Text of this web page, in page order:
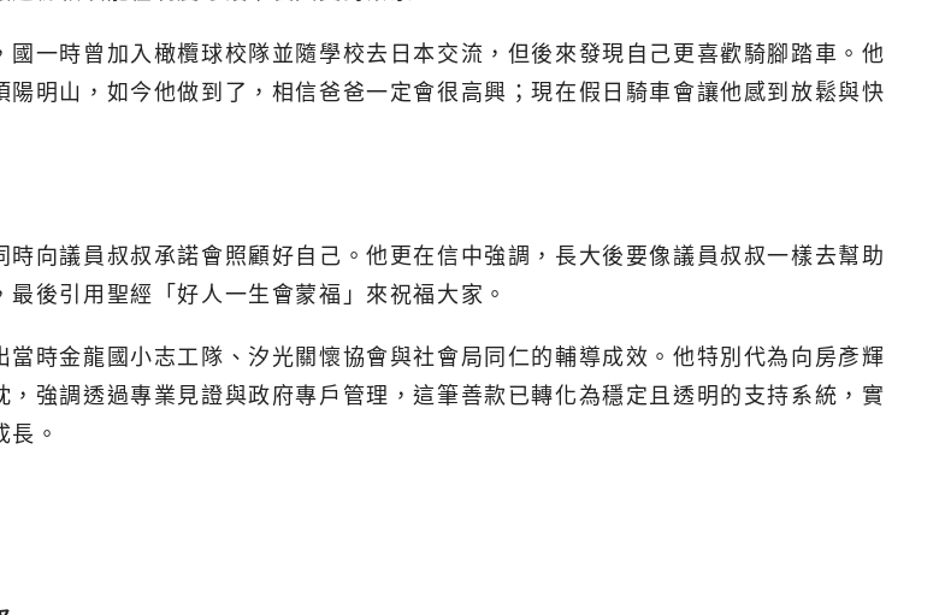
一時曾加入橄欖球校隊並隨學校去日本交流，但後來發現自己更喜歡騎腳踏車。他
明山，如今他做到了，相信爸爸一定會很高興；現在假日騎車會讓他感到放鬆與快
向議員叔叔承諾會照顧好自己。他更在信中強調，長大後要像議員叔叔一樣去幫助
後引用聖經「好人一生會蒙福」來祝福大家。
時金龍國小志工隊、汐光關懷協會與社會局同仁的輔導成效。他特別代為向房彥輝
強調透過專業見證與政府專戶管理，這筆善款已轉化為穩定且透明的支持系統，實
。